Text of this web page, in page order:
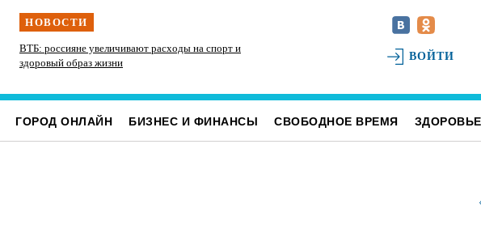
НОВОСТИ
ВТБ: россияне увеличивают расходы на спорт и
здоровый образ жизни
В Чердаклинском районе в ДТП попал 14-летний
ВОЙТИ
ГОРОД ОНЛАЙН БИЗНЕС И ФИНАНСЫ СВОБОДНОЕ ВРЕМЯ ЗДОРОВЬЕ